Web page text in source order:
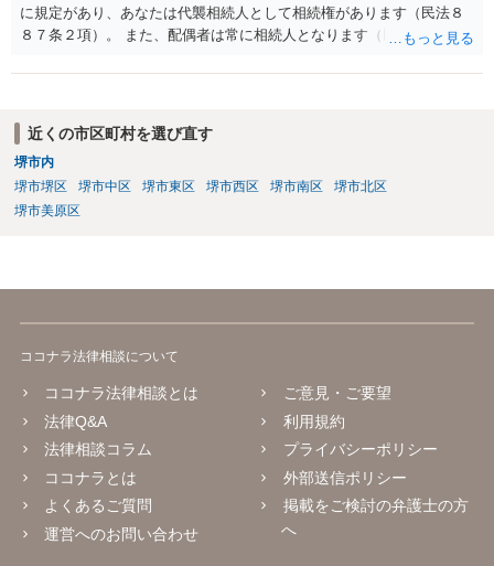
に規定があり、あなたは代襲相続人として相続権があります（民法８
８７条２項）。 また、配偶者は常に相続人となります（民法８９０
も相続権があります。つまり、孫５人に加えて「おじ又はおば」にも
近くの市区町村を選び直す
堺市内
堺市堺区
堺市中区 堺市東区 堺市西区 堺市南区
堺市北区
堺市美原区
ココナラ法律相談について
ココナラ法律相談とは
法律Q&A
法律相談コラム
ココナラとは
よくあるご質問
運営へのお問い合わせ
ご意見・ご要望
利用規約
プライバシーポリシー
外部送信ポリシー
掲載をご検討の弁護士の方
へ